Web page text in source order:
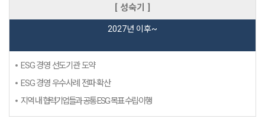
[ 성숙기 ]
2027년 이후~
ESG 경영 선도기관 도약
ESG 경영 우수사례 전파·확산
지역 내 협력기업들과 공통 ESG 목표 수립·이행